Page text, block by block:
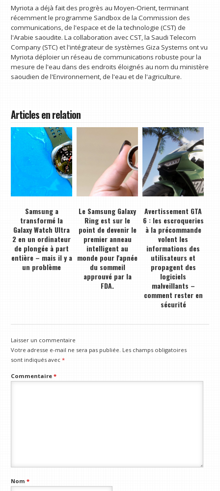
Myriota a déjà fait des progrès au Moyen-Orient, terminant
récemment le programme Sandbox de la Commission des
communications, de l'espace et de la technologie (CST) de
l'Arabie saoudite. La collaboration avec CST, la Saudi Telecom
Company (STC) et l'intégrateur de systèmes Giza Systems ont vu
Myriota déploier un réseau de communications robuste pour la
mesure de l'eau dans des endroits éloignés au nom du ministère
saoudien de l'Environnement, de l'eau et de l'agriculture.
Articles en relation
Samsung a
transformé la
Galaxy Watch Ultra
2 en un ordinateur
de plongée à part
entière – mais il y a
un problème
Le Samsung Galaxy
Ring est sur le
point de devenir le
premier anneau
intelligent au
monde pour l'apnée
du sommeil
approuvé par la
FDA.
Avertissement GTA
6 : les escroqueries
à la précommande
volent les
informations des
utilisateurs et
propagent des
logiciels
malveillants –
comment rester en
sécurité
Laisser un commentaire
Votre adresse e-mail ne sera pas publiée. Les champs obligatoires
sont indiqués avec*
Commentaire*
Nom*